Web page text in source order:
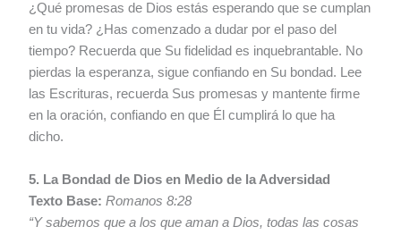
¿Qué promesas de Dios estás esperando que se cumplan
en tu vida? ¿Has comenzado a dudar por el paso del
tiempo? Recuerda que Su fidelidad es inquebrantable. No
pierdas la esperanza, sigue confiando en Su bondad. Lee
las Escrituras, recuerda Sus promesas y mantente firme
en la oración, confiando en que Él cumplirá lo que ha
dicho.
5. La Bondad de Dios en Medio de la Adversidad
Texto Base: Romanos 8:28
“Y sabemos que a los que aman a Dios, todas las cosas